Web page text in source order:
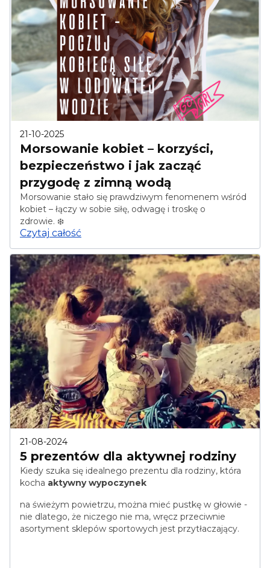
21-10-2025
Morsowanie kobiet – korzyści,
bezpieczeństwo i jak zacząć
przygodę z zimną wodą
Morsowanie stało się prawdziwym fenomenem wśród
kobiet – łączy w sobie siłę, odwagę i troskę o
zdrowie. ❄️
Czytaj całość
21-08-2024
5 prezentów dla aktywnej rodziny
Kiedy szuka się idealnego prezentu dla rodziny, która
kocha aktywny wypoczynek
na świeżym powietrzu, można mieć pustkę w głowie -
nie dlatego, że niczego nie ma, wręcz przeciwnie
asortyment sklepów sportowych jest przytłaczający.